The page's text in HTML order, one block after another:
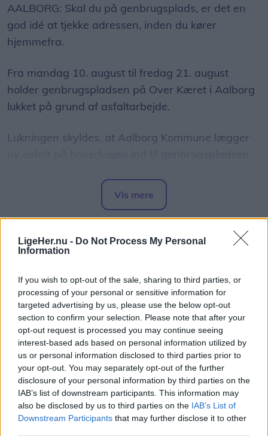
LigeHer.nu - Do Not Process My Personal
Information
If you wish to opt-out of the sale, sharing to third parties, or
processing of your personal or sensitive information for
targeted advertising by us, please use the below opt-out
section to confirm your selection. Please note that after your
opt-out request is processed you may continue seeing
interest-based ads based on personal information utilized by
us or personal information disclosed to third parties prior to
your opt-out. You may separately opt-out of the further
disclosure of your personal information by third parties on the
IAB’s list of downstream participants. This information may
also be disclosed by us to third parties on the IAB’s List of
Downstream Participants that may further disclose it to other
AALBORG: Skal du på genbrugsplads, er det en
god idé at tjekke adressen, inden du kører
hjemmefra.
Fra mandag 10. august til fredag 21. august
holder genbrugspladsen på Over Kæret i Aalborg
lukket på grund af asfaltarbejde.
Lukningen skyldes, at Aalborg Kommune lægger
krydset ved Th. Sauers Vej.
Mens genbrugspladsen er lukket, henvises
besøgende til området andre pladser.
har adressen Sundsholmen 20, 9400
Nørresundby.
Åbningstiderne er mandag til fredag kl. 10.00-
18.00 og lørdag samt søndag kl. 08.00-18.00.
Storvorde Genbrugsplads, der har adressen
Engvej 26, 9280 Storvorde.
Åbningstiderne er mandag til fredag kl. 12.00-
Vis mere